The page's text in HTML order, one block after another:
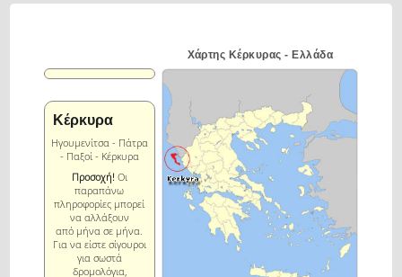
Κέρκυρα
Ηγουμενίτσα - Πάτρα
- Παξοί - Κέρκυρα
Προσοχή! Οι
παραπάνω
πληροφορίες μπορεί
να αλλάξουν
από μήνα σε μήνα.
Για να είστε σίγουροι
για σωστά
δρομολόγια,
Χάρτης Κέρκυρας - Ελλάδα